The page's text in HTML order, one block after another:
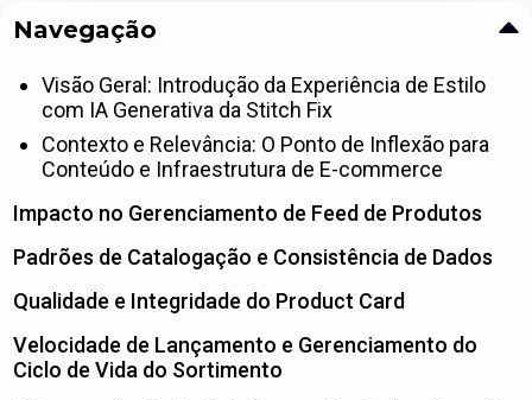
Navegação
Visão Geral: Introdução da Experiência de Estilo
com IA Generativa da Stitch Fix
Contexto e Relevância: O Ponto de Inflexão para
Conteúdo e Infraestrutura de E-commerce
Impacto no Gerenciamento de Feed de Produtos
Padrões de Catalogação e Consistência de Dados
Qualidade e Integridade do Product Card
Velocidade de Lançamento e Gerenciamento do
Ciclo de Vida do Sortimento